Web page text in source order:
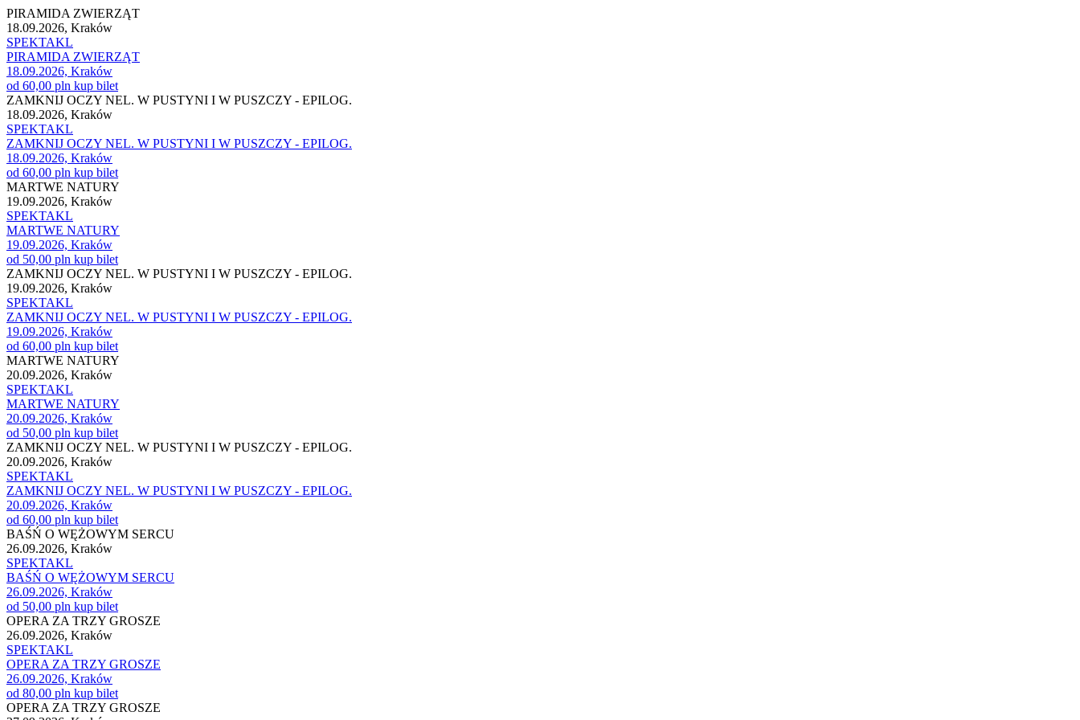
PIRAMIDA ZWIERZĄT
18.09.2026, Kraków
SPEKTAKL
PIRAMIDA ZWIERZĄT
18.09.2026, Kraków
od 60,00 pln kup bilet
ZAMKNIJ OCZY NEL. W PUSTYNI I W PUSZCZY - EPILOG.
18.09.2026, Kraków
SPEKTAKL
ZAMKNIJ OCZY NEL. W PUSTYNI I W PUSZCZY - EPILOG.
18.09.2026, Kraków
od 60,00 pln kup bilet
MARTWE NATURY
19.09.2026, Kraków
SPEKTAKL
MARTWE NATURY
19.09.2026, Kraków
od 50,00 pln kup bilet
ZAMKNIJ OCZY NEL. W PUSTYNI I W PUSZCZY - EPILOG.
19.09.2026, Kraków
SPEKTAKL
ZAMKNIJ OCZY NEL. W PUSTYNI I W PUSZCZY - EPILOG.
19.09.2026, Kraków
od 60,00 pln kup bilet
MARTWE NATURY
20.09.2026, Kraków
SPEKTAKL
MARTWE NATURY
20.09.2026, Kraków
od 50,00 pln kup bilet
ZAMKNIJ OCZY NEL. W PUSTYNI I W PUSZCZY - EPILOG.
20.09.2026, Kraków
SPEKTAKL
ZAMKNIJ OCZY NEL. W PUSTYNI I W PUSZCZY - EPILOG.
20.09.2026, Kraków
od 60,00 pln kup bilet
BAŚŃ O WĘŻOWYM SERCU
26.09.2026, Kraków
SPEKTAKL
BAŚŃ O WĘŻOWYM SERCU
26.09.2026, Kraków
od 50,00 pln kup bilet
OPERA ZA TRZY GROSZE
26.09.2026, Kraków
SPEKTAKL
OPERA ZA TRZY GROSZE
26.09.2026, Kraków
od 80,00 pln kup bilet
OPERA ZA TRZY GROSZE